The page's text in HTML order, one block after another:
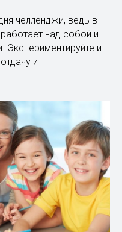
челленджи, ведь в
над собой и
Экспериментируйте и
и